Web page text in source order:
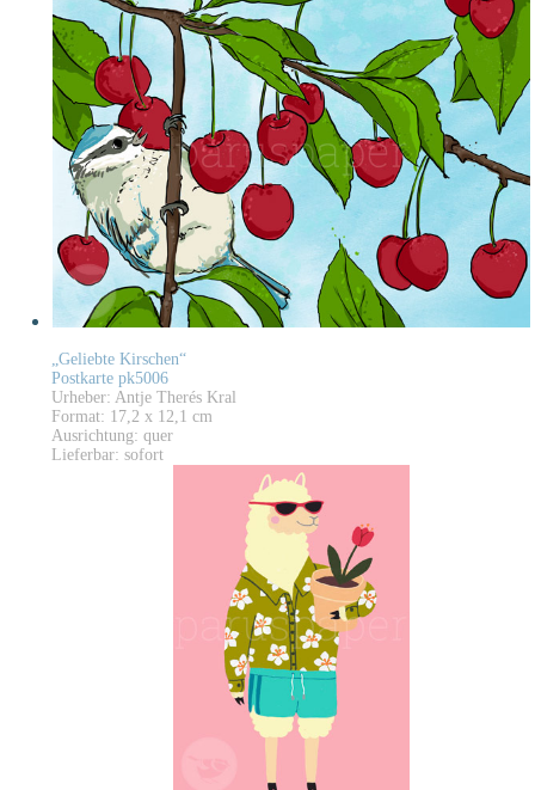
„Geliebte Kirschen“
Postkarte pk5006
Urheber: Antje Therés Kral
Format: 17,2 x 12,1 cm
Ausrichtung: quer
Lieferbar: sofort